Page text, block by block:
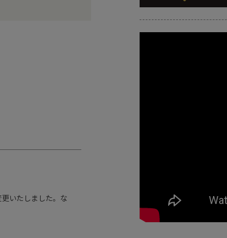
いたしました。な